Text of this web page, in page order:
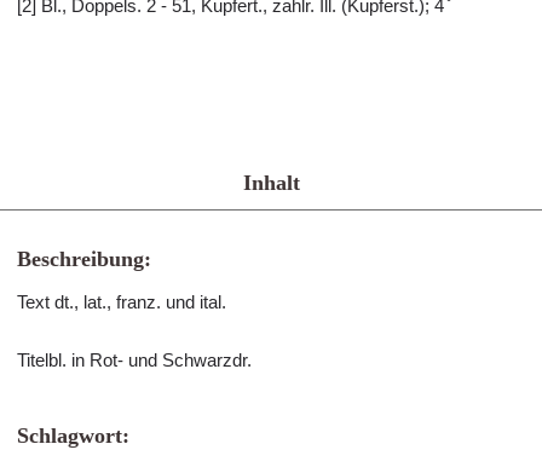
[2] Bl., Doppels. 2 - 51, Kupfert., zahlr. Ill. (Kupferst.); 4 ̊
Inhalt
Beschreibung:
Text dt., lat., franz. und ital.
Titelbl. in Rot- und Schwarzdr.
Schlagwort: